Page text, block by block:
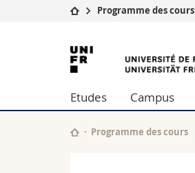
Université
Recherche
Université
Formation continue
Programme des cours
Université
de
Fribourg
Etudes Campus
Programme des cours